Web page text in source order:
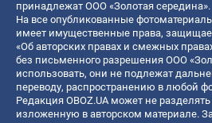
принадлежат ООО «Золотая середина».
На все опубликованные
имеет имущественные права,
«Об авторских правах и смежных
без письменного разрешения ООО
использовать, они не подлежат
переводу, распространению в любой
Редакция OBOZ.UA может не разделять
изложенную в авторском материале.